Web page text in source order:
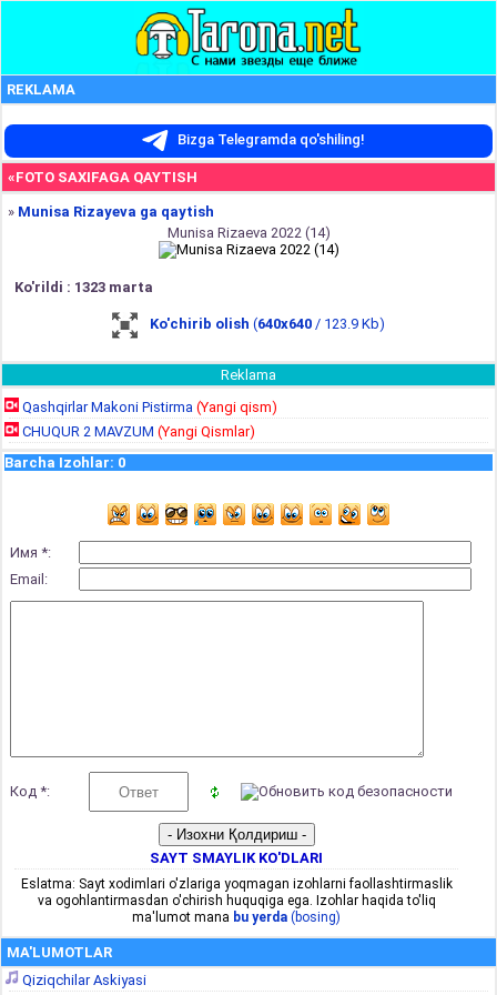
REKLAMA
Bizga Telegramda qo'shiling!
«FOTO SAXIFAGA QAYTISH
» Munisa Rizayeva ga qaytish
Munisa Rizaeva 2022 (14)
Ko'rildi : 1323 marta
Ko'chirib olish (640x640 / 123.9 Kb)
Reklama
Qashqirlar Makoni Pistirma (Yangi qism)
CHUQUR 2 MAVZUM (Yangi Qismlar)
Barcha Izohlar: 0
Имя *:
Email:
Код *:
SAYT SMAYLIK KO'DLARI
Eslatma: Sayt xodimlari o'zlariga yoqmagan izohlarni faollashtirmaslik
va ogohlantirmasdan o'chirish huquqiga ega. Izohlar haqida to'liq
ma'lumot mana bu yerda (bosing)
MA'LUMOTLAR
Qiziqchilar Askiyasi